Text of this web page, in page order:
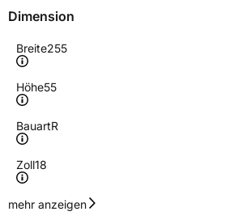
Dimension
Breite255
Höhe55
BauartR
Zoll18
Geschwindigkeitsindex
mehr anzeigen